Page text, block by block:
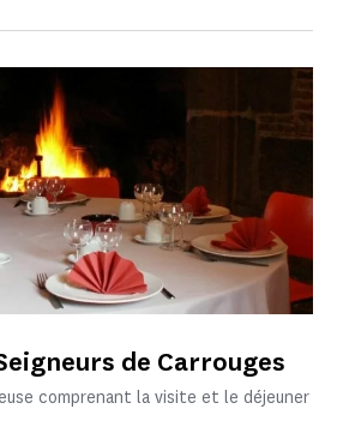
de Carrouges
comprenant la visite et le déjeuner